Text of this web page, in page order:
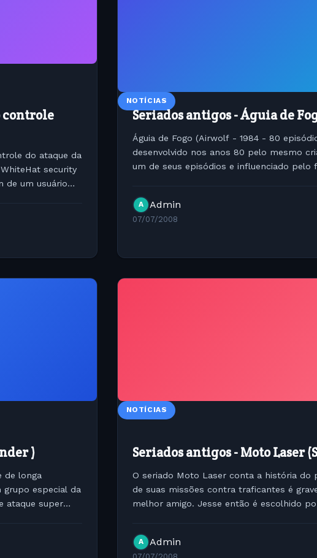
controle
do ataque da
security
de um usuário
NOTÍCIAS
Seriados antigos - Águia de
Águia de Fogo (Airwolf - 1984 - 80
desenvolvido nos anos 80 pelo mesmo
um de seus episódios e influenciado pelo
A Admin
07/07/2008
)
de longa
especial da
ataque super
NOTÍCIAS
Seriados antigos - Moto Laser
O seriado Moto Laser conta a história do
de suas missões contra traficantes é
melhor amigo. Jesse então é escolhido
A Admin